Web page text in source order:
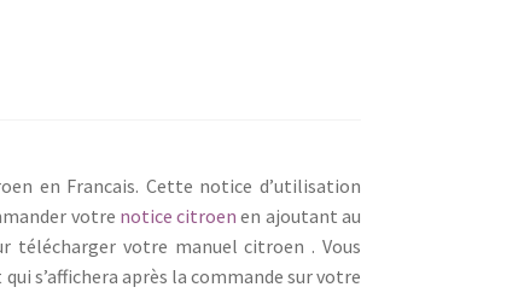
en Francais. Cette notice d’utilisation
votre notice citroen en ajoutant au
votre manuel citroen . Vous
s’affichera après la commande sur votre